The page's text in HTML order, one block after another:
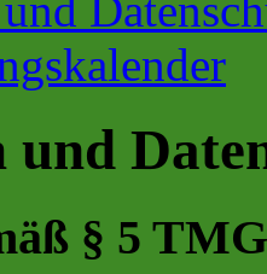
und
§ 5